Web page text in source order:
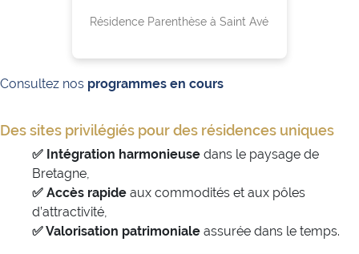
Résidence Parenthèse à Saint Avé
Consultez nos programmes en cours
Des sites privilégiés pour des résidences uniques
✅ Intégration harmonieuse dans le paysage de
Bretagne,
✅ Accès rapide aux commodités et aux pôles
d’attractivité,
✅ Valorisation patrimoniale assurée dans le temps.